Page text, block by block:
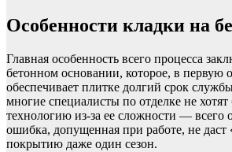
Особенности кладки на
Главная особенность всего процесса
бетонном основании, которое, в первую
обеспечивает плитке долгий срок
многие специалисты по отделке не хотят
технологию из-за ее сложности — всего
ошибка, допущенная при работе, не даст
покрытию даже один сезон.